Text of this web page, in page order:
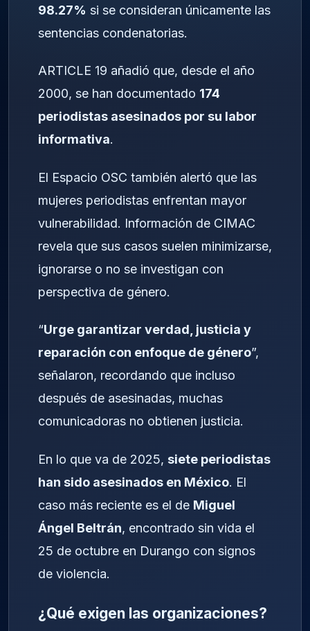
98.27% si se consideran únicamente las
sentencias condenatorias.
ARTICLE 19 añadió que, desde el año
2000, se han documentado 174
periodistas asesinados por su labor
informativa.
El Espacio OSC también alertó que las
mujeres periodistas enfrentan mayor
vulnerabilidad. Información de CIMAC
revela que sus casos suelen minimizarse,
ignorarse o no se investigan con
perspectiva de género.
“Urge garantizar verdad, justicia y
reparación con enfoque de género”,
señalaron, recordando que incluso
después de asesinadas, muchas
comunicadoras no obtienen justicia.
En lo que va de 2025, siete periodistas
han sido asesinados en México. El
caso más reciente es el de Miguel
Ángel Beltrán, encontrado sin vida el
25 de octubre en Durango con signos
de violencia.
¿Qué exigen las organizaciones?